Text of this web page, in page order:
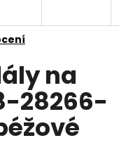
na
28266-